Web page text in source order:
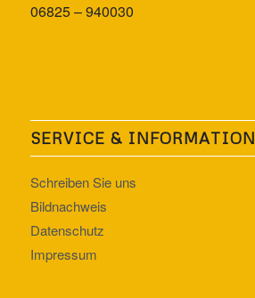
06825 – 940030
SERVICE & INFORMATION
Schreiben Sie uns
Bildnachweis
Datenschutz
Impressum